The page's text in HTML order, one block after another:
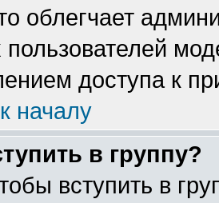
облегчает
пользователей
доступа к
началу
в группу?
вступить в